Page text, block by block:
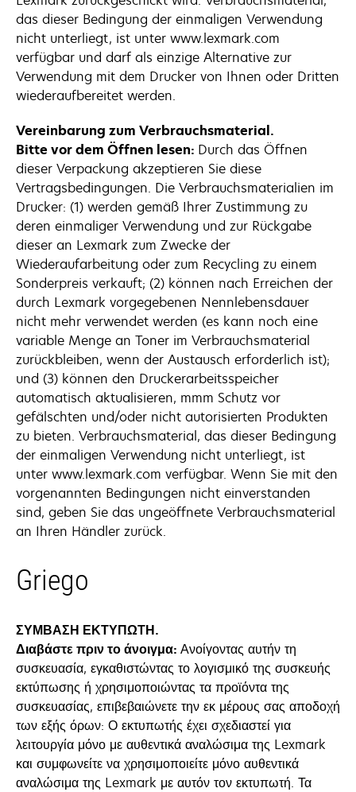
das dieser Bedingung der einmaligen Verwendung
nicht unterliegt, ist unter www.lexmark.com
verfügbar und darf als einzige Alternative zur
Verwendung mit dem Drucker von Ihnen oder Dritten
wiederaufbereitet werden.
Vereinbarung zum Verbrauchsmaterial.
Bitte vor dem Öffnen lesen: Durch das Öffnen
dieser Verpackung akzeptieren Sie diese
Vertragsbedingungen. Die Verbrauchsmaterialien im
Drucker: (1) werden gemäß Ihrer Zustimmung zu
deren einmaliger Verwendung und zur Rückgabe
dieser an Lexmark zum Zwecke der
Wiederaufarbeitung oder zum Recycling zu einem
Sonderpreis verkauft; (2) können nach Erreichen der
durch Lexmark vorgegebenen Nennlebensdauer
nicht mehr verwendet werden (es kann noch eine
variable Menge an Toner im Verbrauchsmaterial
zurückbleiben, wenn der Austausch erforderlich ist);
und (3) können den Druckerarbeitsspeicher
automatisch aktualisieren, mmm Schutz vor
gefälschten und/oder nicht autorisierten Produkten
zu bieten. Verbrauchsmaterial, das dieser Bedingung
der einmaligen Verwendung nicht unterliegt, ist
unter www.lexmark.com verfügbar. Wenn Sie mit den
vorgenannten Bedingungen nicht einverstanden
sind, geben Sie das ungeöffnete Verbrauchsmaterial
an Ihren Händler zurück.
Griego
ΣΥΜΒΑΣΗ ΕΚΤΥΠΩΤΗ.
Διαβάστε πριν το άνοιγμα: Ανοίγοντας αυτήν τη
συσκευασία, εγκαθιστώντας το λογισμικό της συσκευής
εκτύπωσης ή χρησιμοποιώντας τα προϊόντα της
συσκευασίας, επιβεβαιώνετε την εκ μέρους σας αποδοχή
των εξής όρων: Ο εκτυπωτής έχει σχεδιαστεί για
λειτουργία μόνο με αυθεντικά αναλώσιμα της Lexmark
και συμφωνείτε να χρησιμοποιείτε μόνο αυθεντικά
αναλώσιμα της Lexmark με αυτόν τον εκτυπωτή. Τα